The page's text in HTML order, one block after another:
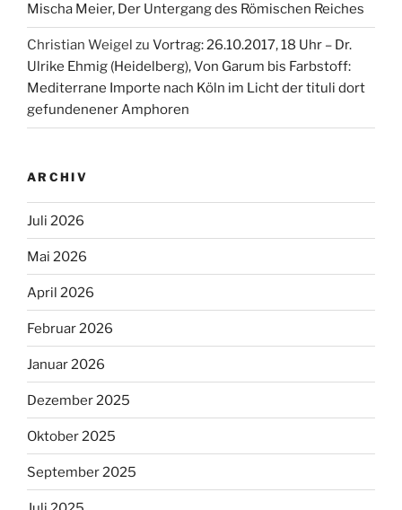
Mischa Meier, Der Untergang des Römischen Reiches
Christian Weigel zu Vortrag: 26.10.2017, 18 Uhr – Dr.
Ulrike Ehmig (Heidelberg), Von Garum bis Farbstoff:
Mediterrane Importe nach Köln im Licht der tituli dort
gefundenener Amphoren
ARCHIV
Juli 2026
Mai 2026
April 2026
Februar 2026
Januar 2026
Dezember 2025
Oktober 2025
September 2025